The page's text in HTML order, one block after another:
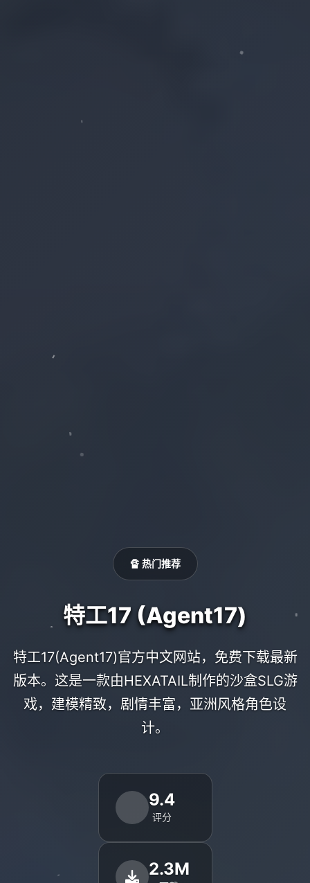
🔏 热门推荐
特工17 (Agent17)
特工17(Agent17)官方中文网站，免费下载最新
版本。这是一款由HEXATAIL制作的沙盒SLG游
戏，建模精致，剧情丰富，亚洲风格角色设
计。
9.4
评分
2.3M